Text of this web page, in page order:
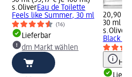
s.OliverEau de Toilette
Feels like Summer, 30 ml
(16)
Lieferbar
dm Markt wählen
20,90 €
30 ml
s.Oliver
Black